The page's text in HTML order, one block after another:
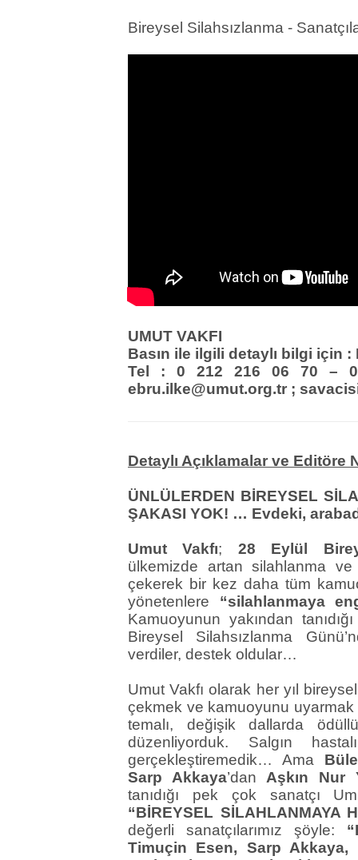
Bireysel Silahsızlanma -
UMUT VAKFI
Basın ile ilgili detaylı bilgi için
Tel : 0 212 216 06 70
ebru.ilke@umut.org.tr ;
Detaylı Açıklamalar ve Editöre
ÜNLÜLERDEN BİREYSEL
ŞAKASI YOK! … Evdeki,
Umut Vakfı; 28 Eylül
ülkemizde artan silahlanma
çekerek bir kez daha tüm
yönetenlere “silahlanmaya
Kamuoyunun yakından
Bireysel Silahsızlanma
verdiler, destek oldular…
Umut Vakfı olarak her yıl
çekmek ve kamuoyunu
temalı, değişik dallarda
düzenliyorduk. Salgın
gerçekleştiremedik… Ama
Sarp Akkaya’danAşkın Nur
tanıdığı pek çok sanatçı
“BİREYSEL SİLAHLANMAYA
değerli sanatçılarımız şöyle:
Timuçin Esen, Sarp Akkaya,